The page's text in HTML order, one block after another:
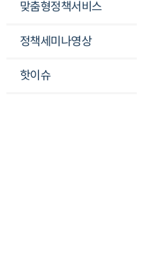
맞춤형정책서비스
정책세미나영상
핫이슈